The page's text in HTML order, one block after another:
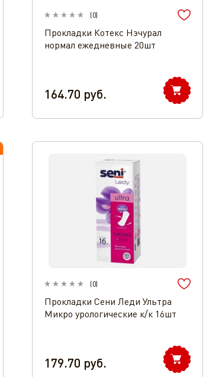
(0)
Прокладки Котекс Нэчурал
нормал ежедневные 20шт
164.70 руб.
(0)
Прокладки Сени Леди Ультра
Микро урологические к/к 16шт
179.70 руб.